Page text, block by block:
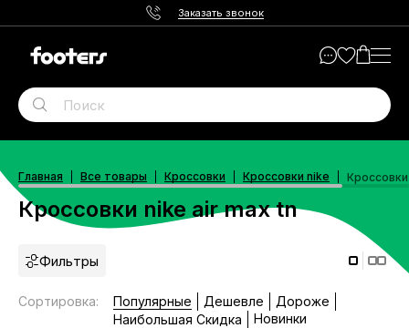
Заказать звонок
Главная Все товары Кроссовки Кроссовки nike
Кроссовки nike air max tn
Фильтры
Сортировка: Популярные Дешевле
Дороже
Наибольшая Скидка
Новинки